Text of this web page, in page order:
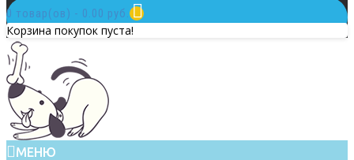
0 товар(ов) - 0.00 руб.
Корзина покупок пуста!
МЕНЮ